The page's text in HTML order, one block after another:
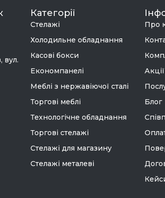
вул.
Категорії
Стелажі
Холодильне обладнання
Касові бокси
Економпанелі
Меблі з нержавіючої сталі
Торгові меблі
Технологічне обладнання
Торгові стелажі
Стелажі для магазину
Стелажі металеві
Про
Акції
Блог